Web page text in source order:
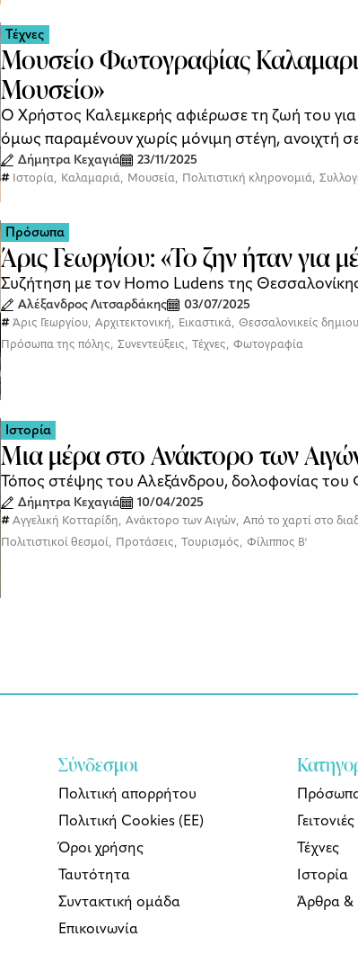
Τέχνες
Μουσείο Φωτογραφίας
Μουσείο»
Ο Χρήστος Καλεμκερής αφιέρωσε τη ζωή του
όμως παραμένουν χωρίς μόνιμη στέγη, ανοιχτή
Δήμητρα Κεχαγιά 23/11/2025
Ιστορία, Καλαμαριά, Μουσεία, Πολιτιστική κληρονομιά,
Πρόσωπα
Άρις Γεωργίου: «Το ζην ήταν για
Συζήτηση με τον Homo Ludens της
Αλέξανδρος Λιτσαρδάκης 03/07/2025
Άρις Γεωργίου, Αρχιτεκτονική, Εικαστικά, Θεσσαλονικείς
Πρόσωπα της πόλης, Συνεντεύξεις, Τέχνες, Φωτογραφία
Ιστορία
Μια μέρα στο Ανάκτορο των
Τόπος στέψης του Αλεξάνδρου, δολοφονίας του
Δήμητρα Κεχαγιά 10/04/2025
Αγγελική Κοτταρίδη, Ανάκτορο των Αιγών, Από το χαρτί στο
Πολιτιστικοί θεσμοί, Προτάσεις, Τουρισμός, Φίλιππος Β'
Σύνδεσμοι
Πολιτική απορρήτου
Πολιτική Cookies (ΕΕ)
Όροι χρήσης
Ταυτότητα
Συντακτική ομάδα
Επικοινωνία
Γειτονιές
Τέχνες
Ιστορία
Άρθρα &